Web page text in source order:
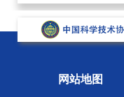
网站地图